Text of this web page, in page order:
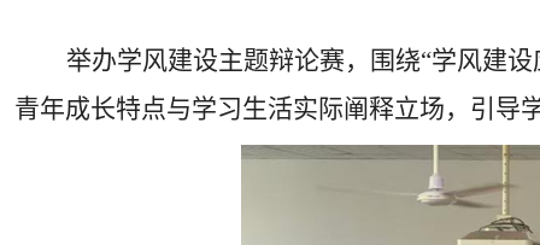
举办学风建设主题辩论赛，围绕“学风建
青年成长特点与学习生活实际阐释立场，引导